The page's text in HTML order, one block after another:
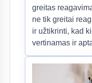
greitas
ne tik greitai
ir užtikrinti, kad
vertinamas ir